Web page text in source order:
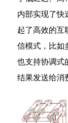
内部实现了快
起了高效的互
信模式，比如
也支持协调式
结果发送给消